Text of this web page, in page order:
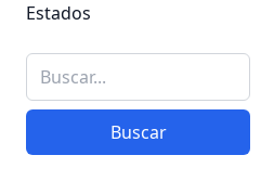
Estados
Buscar